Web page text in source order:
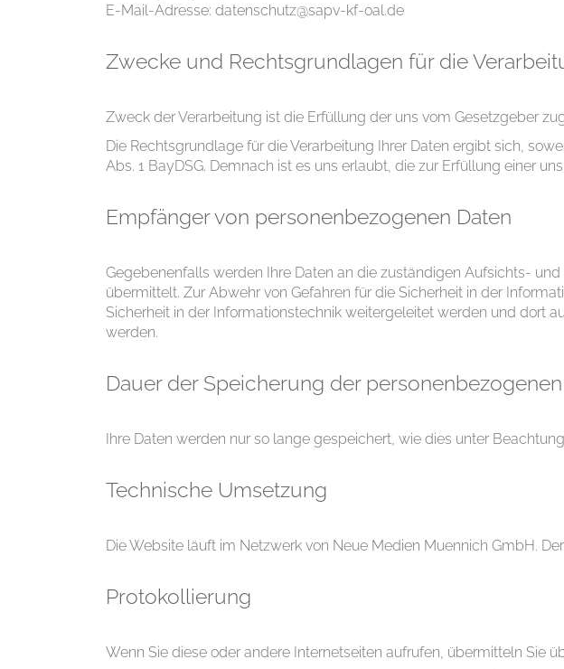
E-Mail-Adresse: datenschutz@sapv-kf-oal.de
Zwecke und Rechtsgrundlagen für die
Zweck der Verarbeitung ist die Erfüllung der uns vom Gesetzgeber
Die Rechtsgrundlage für die Verarbeitung Ihrer Daten ergibt sich,
Abs. 1 BayDSG. Demnach ist es uns erlaubt, die zur Erfüllung einer
Empfänger von personenbezogenen Daten
Gegebenenfalls werden Ihre Daten an die zuständigen Aufsichts-
übermittelt. Zur Abwehr von Gefahren für die Sicherheit in der
Sicherheit in der Informationstechnik weitergeleitet werden und dort
werden.
Dauer der Speicherung der
Ihre Daten werden nur so lange gespeichert, wie dies unter
Technische Umsetzung
Die Website läuft im Netzwerk von Neue Medien Muennich GmbH.
Protokollierung
Wenn Sie diese oder andere Internetseiten aufrufen, übermitteln Sie